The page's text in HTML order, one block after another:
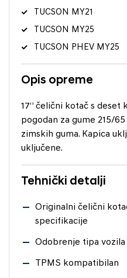
TUCSON MY21
TUCSON MY25
TUCSON PHEV MY25
Opis opreme
17“ čelični kotač s deset
pogodan za gume 215/
zimskih guma. Kapica
uključene.
Tehnički detalji
Originalni čelični
specifikacije
Odobrenje tipa vozila
TPMS kompatibilan